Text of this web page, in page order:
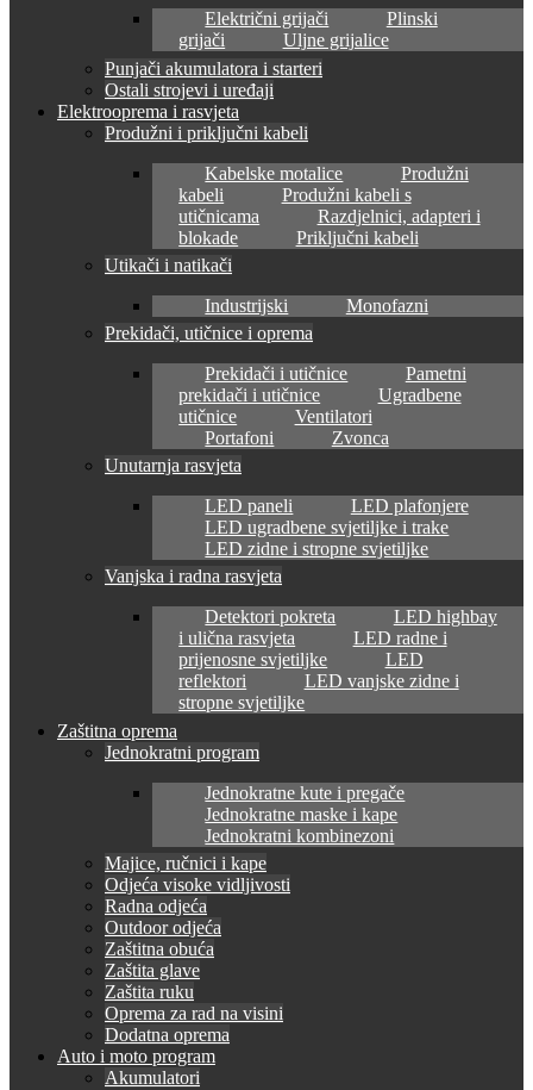
Električni grijači
Plinski
grijači
Uljne grijalice
Punjači akumulatora i starteri
Ostali strojevi i uređaji
Elektrooprema i rasvjeta
Produžni i priključni kabeli
Kabelske motalice
Produžni
kabeli
Produžni kabeli s
utičnicama
Razdjelnici, adapteri i
blokade
Priključni kabeli
Utikači i natikači
Industrijski
Monofazni
Prekidači, utičnice i oprema
Prekidači i utičnice
Pametni
prekidači i utičnice
Ugradbene
utičnice
Ventilatori
Portafoni
Zvonca
Unutarnja rasvjeta
LED paneli
LED plafonjere
LED ugradbene svjetiljke i trake
LED zidne i stropne svjetiljke
Vanjska i radna rasvjeta
Detektori pokreta
LED highbay
i ulična rasvjeta
LED radne i
prijenosne svjetiljke
LED
reflektori
LED vanjske zidne i
stropne svjetiljke
Zaštitna oprema
Jednokratni program
Jednokratne kute i pregače
Jednokratne maske i kape
Jednokratni kombinezoni
Majice, ručnici i kape
Odjeća visoke vidljivosti
Radna odjeća
Outdoor odjeća
Zaštitna obuća
Zaštita glave
Zaštita ruku
Oprema za rad na visini
Dodatna oprema
Auto i moto program
Akumulatori